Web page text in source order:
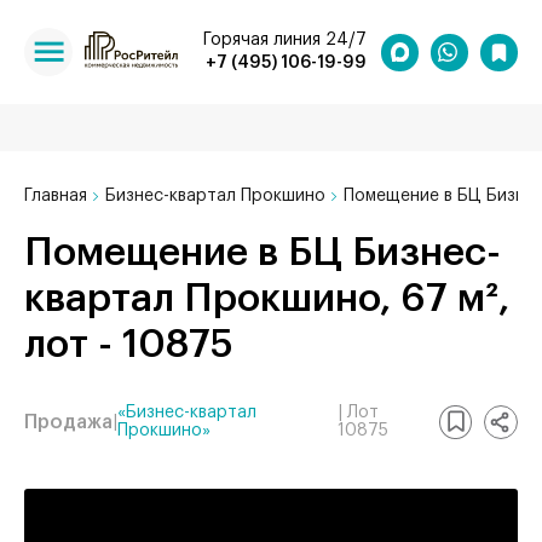
+7 (495) 106-19-99
Горячая линия 24/7
Главная Бизнес-квартал Прокшино Помещение в БЦ
Помещение в БЦ Бизнес-
квартал Прокшино, 67 м²,
лот - 10875
Продажа «Бизнес-квартал
Прокшино»
| Лот
10875